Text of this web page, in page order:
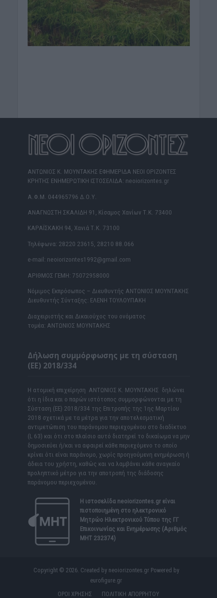
ΑΝΤΩΝΙΟΣ Κ. ΜΟΥΝΤΑΚΗΣ ΕΦΗΜΕΡΙΔΑ ΝΕΟΙ ΟΡΙΖΟΝΤΕΣ
ΚΡΗΤΗΣ ΕΝΗΜΕΡΩΤΙΚΗ ΙΣΤΟΣΕΛΙΔΑ: neoiorizontes.gr
Α.Φ.Μ. 044965796 Δ.Ο.Υ.
ΑΝΑΓΝΩΣΤΗ ΣΚΑΛΙΔΗ 91, Κίσαμος Χανίων Τ.Κ. 73400
ΚΑΡΑΪΣΚΑΚΗ 94, Χανιά Τ.Κ. 73100
Τηλέφωνα: 28220 23615, 28210 88.066
e-mail: neoiorizontes1992@gmail.com
ΑΡΙΘΜΟΣ ΓΕΜΗ: 75072958000
Νόμιμος Εκπρόσωπος – Διευθυντής ΑΝΤΩΝΙΟΣ ΜΟΥΝΤΑΚΗΣ
Διευθυντής Σύνταξης: ΕΛΕΝΗ ΤΟΥΛΟΥΠΑΚΗ
Διαχειριστής και Δικαιούχος του ονόματος
τομέα: ΑΝΤΩΝΙΟΣ ΜΟΥΝΤΑΚΗΣ
Δήλωση συμμόρφωσης με τη σύσταση
(ΕΕ) 2018/334
Η ατομική επιχείρηση ΑΝΤΩΝΙΟΣ Κ. ΜΟΥΝΤΑΚΗΣ δηλώνει
ότι η ίδια και ο παρών ιστότοπος συμμορφώνονται με τη
Σύσταση (ΕΕ) 2018/334 της Επιτροπής της 1ης Μαρτίου
2018 σχετικά με τα μέτρα για την αποτελεσματική
αντιμετώπιση του παράνομου περιεχομένου στο διαδίκτυο
(L 63) και ότι στο πλαίσιο αυτό διατηρεί το δικαίωμα να μην
δημοσιεύει ή/και να αφαιρεί κάθε περιεχόμενο το οποίο
κρίνει ότι είναι παράνομο, χωρίς προηγούμενη ενημέρωση ή
άδεια του χρήστη, καθώς και να λαμβάνει κάθε αναγκαίο
προληπτικό μέτρο για την αποτροπή της διάδοσης
παράνομου περιεχομένου.
Η ιστοσελίδα neoiorizontes.grείναι
πιστοποιημένη στο ηλεκτρονικό
Μητρώο Ηλεκτρονικού Τύπου της ΓΓ
Επικοινωνίας και Ενημέρωσης (Αριθμός
ΜΗΤ 232374)
Copyright © 2026. Created by neoiorizontes.gr Powered by
eurofigure.gr
ΟΡΟΙ ΧΡΗΣΗΣ
ΠΟΛΙΤΙΚΗ ΑΠΟΡΡΗΤΟΥ